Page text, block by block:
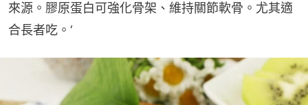
來源。膠原蛋白可強化骨架、維持關節軟骨。尤其適
合長者吃。‘